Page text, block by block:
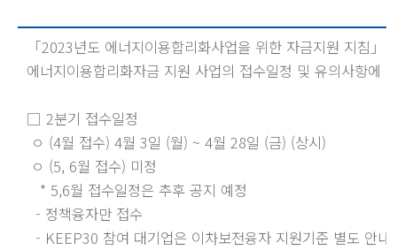
「2023년도 에너지이용합리화사업을 위한 자금지원 지침
에너지이용합리화자금 지원 사업의 접수일정 및 유의사항에
□ 2분기 접수일정
ㅇ (4월 접수) 4월 3일 (월) ~ 4월 28일 (금) (상시)
ㅇ (5, 6월 접수) 미정
   * 5,6월 접수일정은 추후 공지 예정
  - 정책융자만 접수
- KEEP30 참여 대기업은 이차보전융자 지원기준 별도 안내